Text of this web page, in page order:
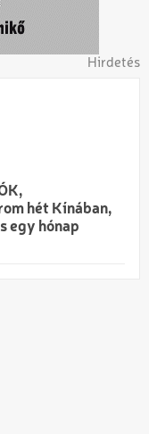
Hirdetés
hét Kínában,
egy hónap